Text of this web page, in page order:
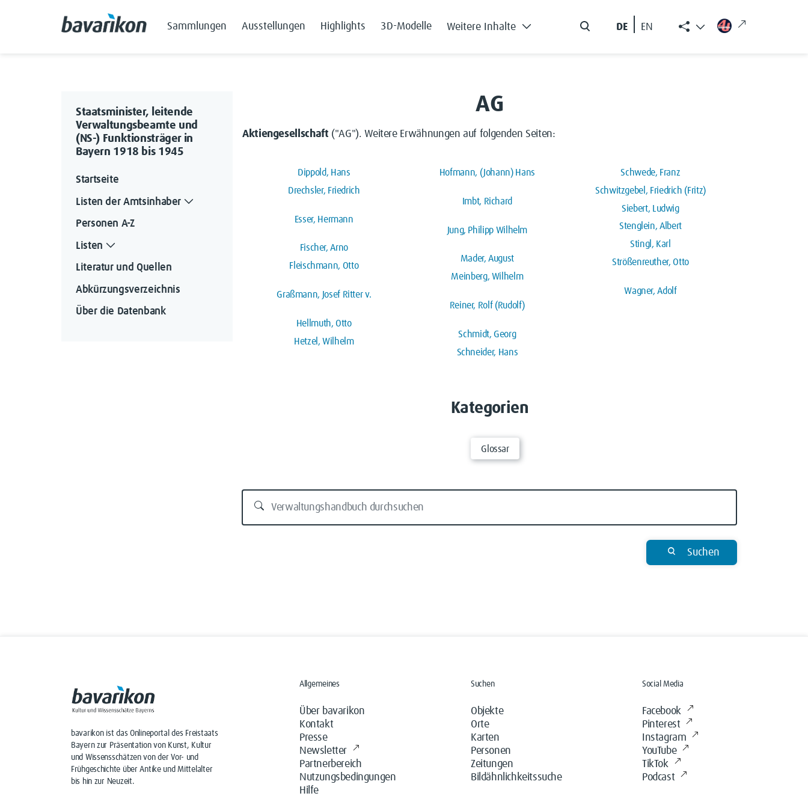
Sammlungen Ausstellungen Highlights 3D-Modelle Weitere Inhalte DE EN
AG
Aktiengesellschaft ("AG"). Weitere Erwähnungen auf folgenden Seiten:
Dippold, Hans
Drechsler, Friedrich
Esser, Hermann
Fischer, Arno
Fleischmann, Otto
Graßmann, Josef Ritter v.
Hellmuth, Otto
Hetzel, Wilhelm
Hofmann, (Johann) Hans
Imbt, Richard
Jung, Philipp Wilhelm
Mader, August
Meinberg, Wilhelm
Reiner, Rolf (Rudolf)
Schmidt, Georg
Schneider, Hans
Schwede, Franz
Schwitzgebel, Friedrich (Fritz)
Siebert, Ludwig
Stenglein, Albert
Stingl, Karl
Strößenreuther, Otto
Wagner, Adolf
Kategorien
Glossar
Suchen
Staatsminister, leitende
Verwaltungsbeamte und
(NS-) Funktionsträger in
Bayern 1918 bis 1945
Startseite
Listen der Amtsinhaber
Personen A-Z
Listen
Literatur und Quellen
Abkürzungsverzeichnis
Über die Datenbank
bavarikon ist das Onlineportal des Freistaats
Bayern zur Präsentation von Kunst, Kultur
und Wissensschätzen von der Vor- und
Frühgeschichte über Antike und Mittelalter
bis hin zur Neuzeit.
Allgemeines
Über bavarikon
Kontakt
Presse
Newsletter
Partnerbereich
Nutzungsbedingungen
Hilfe
Suchen
Objekte
Orte
Karten
Personen
Zeitungen
Bildähnlichkeitssuche
Social Media
Facebook
Pinterest
Instagram
YouTube
TikTok
Podcast